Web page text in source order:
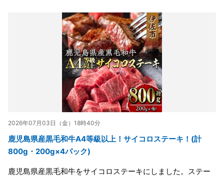
2026年07月03日（金）18時40分
鹿児島県産黒毛和牛A4等級以上！サイコロステーキ！(計
800g・200g×4パック)
鹿児島県産黒毛和牛をサイコロステーキにしました。ステー